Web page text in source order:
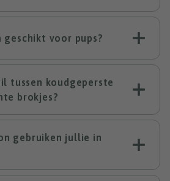
geschikt voor pups?
tussen koudgeperste
brokjes?
gebruiken jullie in